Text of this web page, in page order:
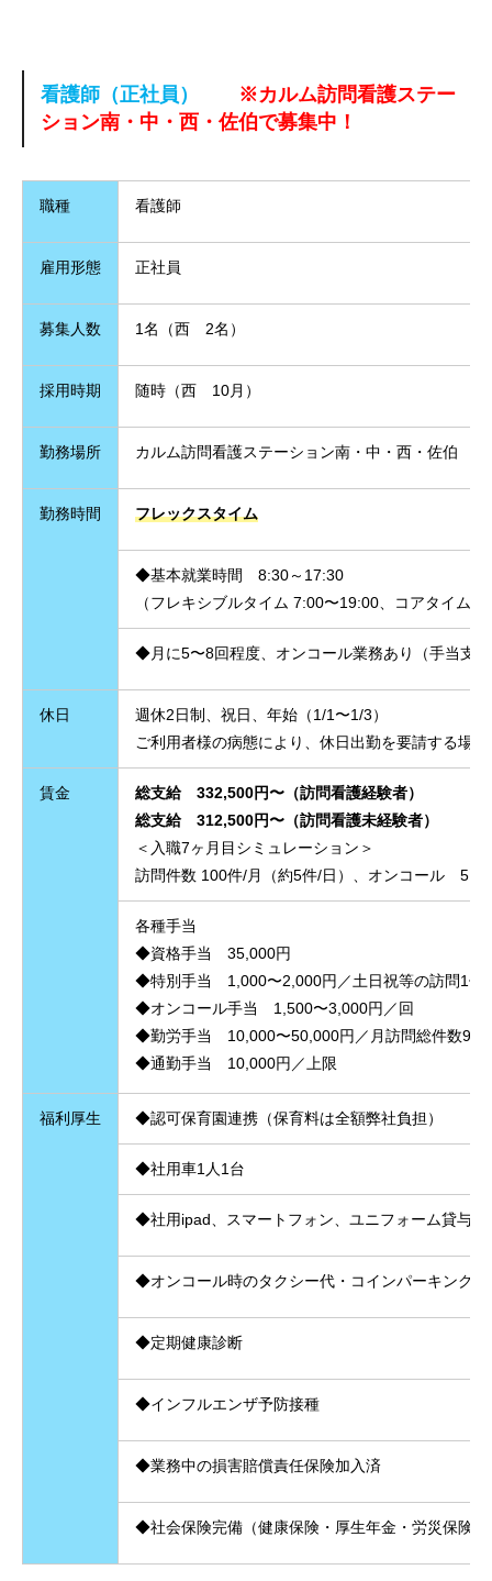
看護師（正社員） ※カルム訪問看護ステー
ション南・中・西・佐伯で募集中！
職種 看護師
雇用形態 正社員
募集人数 1名（西 2名）
採用時期 随時（西 10月）
勤務場所 カルム訪問看護ステーション南・中・西・佐伯
勤務時間 フレックスタイム
◆基本就業時間 8:30～17:30
（フレキシブルタイム 7:00〜19:00、コアタイム
◆月に5〜8回程度、オンコール業務あり（手当支
休日
週休2日制、祝日、年始（1/1〜1/3）
ご利用者様の病態により、休日出勤を要請する場
賃金 総支給
332,500円〜（訪問看護経験者）
総支給 312,500円〜（訪問看護未経験者）
＜入職7ヶ月目シミュレーション＞
訪問件数 100件/月（約5件/日）、オンコール 5日
各種手当
◆資格手当 35,000円
◆特別手当 1,000〜2,000円／土日祝等の訪問1件
◆オンコール手当 1,500〜3,000円／回
◆勤労手当 10,000〜50,000円／月訪問総件数90
◆通勤手当 10,000円／上限
福利厚生 ◆認可保育園連携（保育料は全額弊社負担）
◆社用車1人1台
◆社用ipad、スマートフォン、ユニフォーム貸与
◆オンコール時のタクシー代・コインパーキング
◆定期健康診断
◆インフルエンザ予防接種
◆業務中の損害賠償責任保険加入済
◆社会保険完備（健康保険・厚生年金・労災保険・